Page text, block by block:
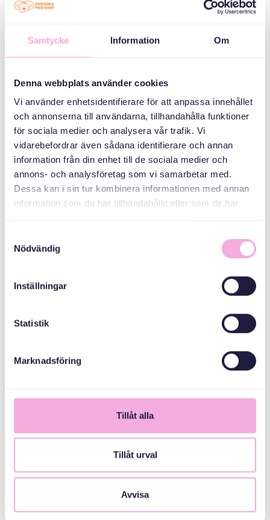
Samtycke Information Om
Denna webbplats använder cookies
Vi använder enhetsidentifierare för att anpassa innehållet
och annonserna till användarna, tillhandahålla funktioner
för sociala medier och analysera vår trafik. Vi
vidarebefordrar även sådana identifierare och annan
information från din enhet till de sociala medier och
annons- och analysföretag som vi samarbetar med.
Dessa kan i sin tur kombinera informationen med annan
information som du har tillhandahållit eller som de har
Nödvändig
Inställningar
Statistik
Marknadsföring
Tillåt alla
Tillåt urval
Avvisa
E-post
bokningen@svenskamedbaby.se
MEDARRANGÖRER
Gålöstiftelsen
Till anmälan